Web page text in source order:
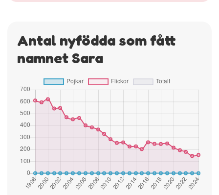
Antal nyfödda som fått
namnet Sara